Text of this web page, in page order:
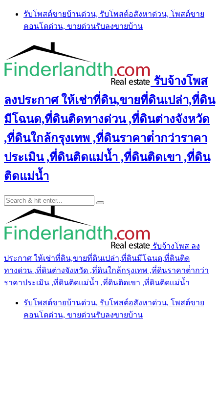
Skip
content
รับโพสต์ขายบ้านด่วน, รับโพสต์อสังหาด่วน, โพสต์ขาย
คอนโดด่วน, ขายด่วนรับลงขายบ้าน
รับจ้างโพส
ลงประกาศ ให้เช่าที่ดิน,ขายที่ดินเปล่า,ที่ดิน
มีโฉนด,ที่ดินติดทางด่วน ,ที่ดินต่างจังหวัด
,ที่ดินใกล้กรุงเทพ ,ที่ดินราคาต่ํากว่าราคา
ประเมิน ,ที่ดินติดแม่น้ำ ,ที่ดินติดเขา ,ที่ดิน
ติดแม่น้ำ
รับจ้างโพส ลง
ประกาศ ให้เช่าที่ดิน,ขายที่ดินเปล่า,ที่ดินมีโฉนด,ที่ดินติด
ทางด่วน ,ที่ดินต่างจังหวัด ,ที่ดินใกล้กรุงเทพ ,ที่ดินราคาต่ํากว่า
ราคาประเมิน ,ที่ดินติดแม่น้ำ ,ที่ดินติดเขา ,ที่ดินติดแม่น้ำ
รับโพสต์ขายบ้านด่วน, รับโพสต์อสังหาด่วน, โพสต์ขาย
คอนโดด่วน, ขายด่วนรับลงขายบ้าน